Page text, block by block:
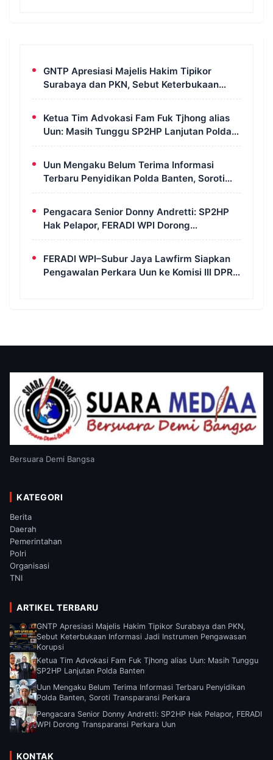
GNTP Apresiasi Majelis Hakim Tipikor
Surabaya dan PKN, Sebut Keterbukaan
Informasi Jadi Instrumen Pengawasan
Ketua Tim Advokasi Fam Fuk Tjhong alias
Uun: Masih Tunggu SP2HP Lanjutan Polda
Banten
Uun Mengaku Belum Terima Informasi
Terbaru Penyidikan Polda Banten, Soroti
Transparansi Perkara
Pengacara Senior Donny Andretti: SP2HP
Hak Pelapor, FERADI WPI Dorong
Transparansi Perkara Uun
FERADI WPI–Subur Jaya Lawfirm Siapkan
Pengawalan Perkara Uun ke Komisi III DPR
Bersuara Demi Bangsa
KATEGORI
Berita
Daerah
Pemerintahan
Polri
Organisasi
TNI
ARTIKEL TERBARU
GNTP Apresiasi Majelis Hakim Tipikor Surabaya dan PKN,
Sebut Keterbukaan Informasi Jadi Instrumen Pengawasan
Korupsi
Ketua Tim Advokasi Fam Fuk Tjhong alias Uun: Masih Tunggu
SP2HP Lanjutan Polda Banten
Uun Mengaku Belum Terima Informasi Terbaru Penyidikan
Polda Banten, Soroti Transparansi Perkara
Pengacara Senior Donny Andretti: SP2HP Hak Pelapor, FERADI
WPI Dorong Transparansi Perkara Uun
KONTAK